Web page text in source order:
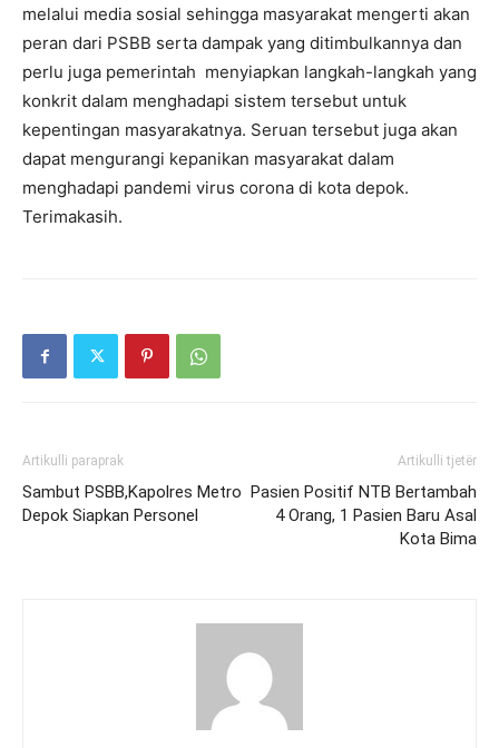
melalui media sosial sehingga masyarakat mengerti akan
peran dari PSBB serta dampak yang ditimbulkannya dan
perlu juga pemerintah menyiapkan langkah-langkah yang
konkrit dalam menghadapi sistem tersebut untuk
kepentingan masyarakatnya. Seruan tersebut juga akan
dapat mengurangi kepanikan masyarakat dalam
menghadapi pandemi virus corona di kota depok.
Terimakasih.
Artikulli paraprak
Sambut PSBB,Kapolres Metro
Depok Siapkan Personel
Artikulli tjetër
Pasien Positif NTB Bertambah
4 Orang, 1 Pasien Baru Asal
Kota Bima